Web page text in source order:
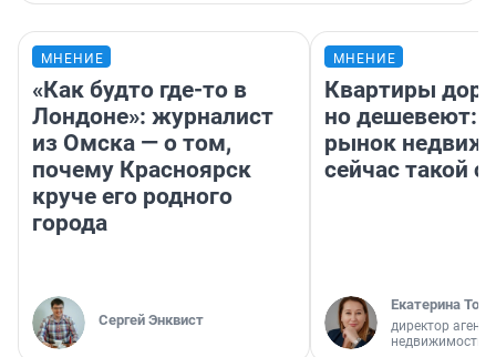
МНЕНИЕ
«Как будто где-то в
Лондоне»: журналист
из Омска — о том,
почему Красноярск
круче его родного
города
Сергей Энквист
МНЕНИЕ
Квартиры
но дешевеют:
рынок
сейчас такой
Екатерина
директор
недвижимости